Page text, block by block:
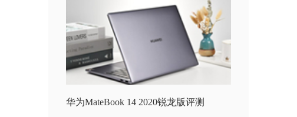
华为MateBook 14 2020锐龙版评测